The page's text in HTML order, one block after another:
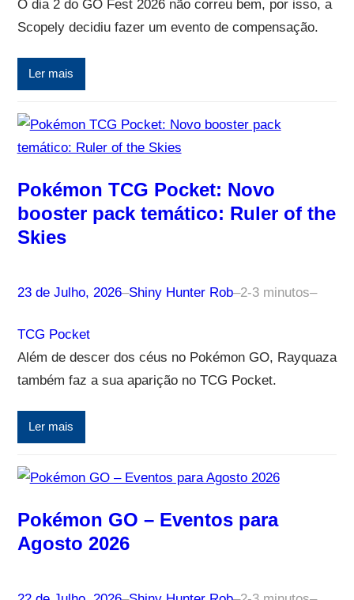
O dia 2 do GO Fest 2026 não correu bem, por isso, a
Scopely decidiu fazer um evento de compensação.
Ler mais
Pokémon TCG Pocket: Novo
booster pack temático: Ruler of the
Skies
23 de Julho, 2026–Shiny Hunter Rob–2-3 minutos–
TCG Pocket
Além de descer dos céus no Pokémon GO, Rayquaza
também faz a sua aparição no TCG Pocket.
Ler mais
Pokémon GO – Eventos para
Agosto 2026